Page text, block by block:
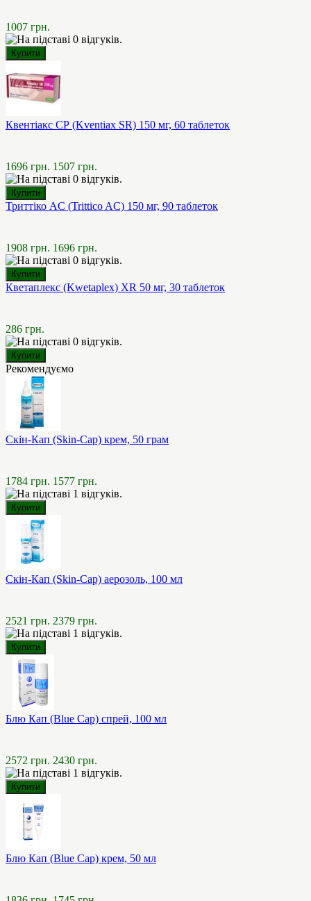
1007 грн.
Квентіакс СР (Kventiax SR) 150 мг, 60 таблеток
1696 грн. 1507 грн.
Триттіко AC (Trittico AC) 150 мг, 90 таблеток
1908 грн. 1696 грн.
Кветаплекс (Kwetaplex) XR 50 мг, 30 таблеток
286 грн.
Рекомендуємо
Скін-Кап (Skin-Cap) крем, 50 грам
1784 грн. 1577 грн.
Скін-Кап (Skin-Cap) аерозоль, 100 мл
2521 грн. 2379 грн.
Блю Кап (Blue Cap) спрей, 100 мл
2572 грн. 2430 грн.
Блю Кап (Blue Cap) крем, 50 мл